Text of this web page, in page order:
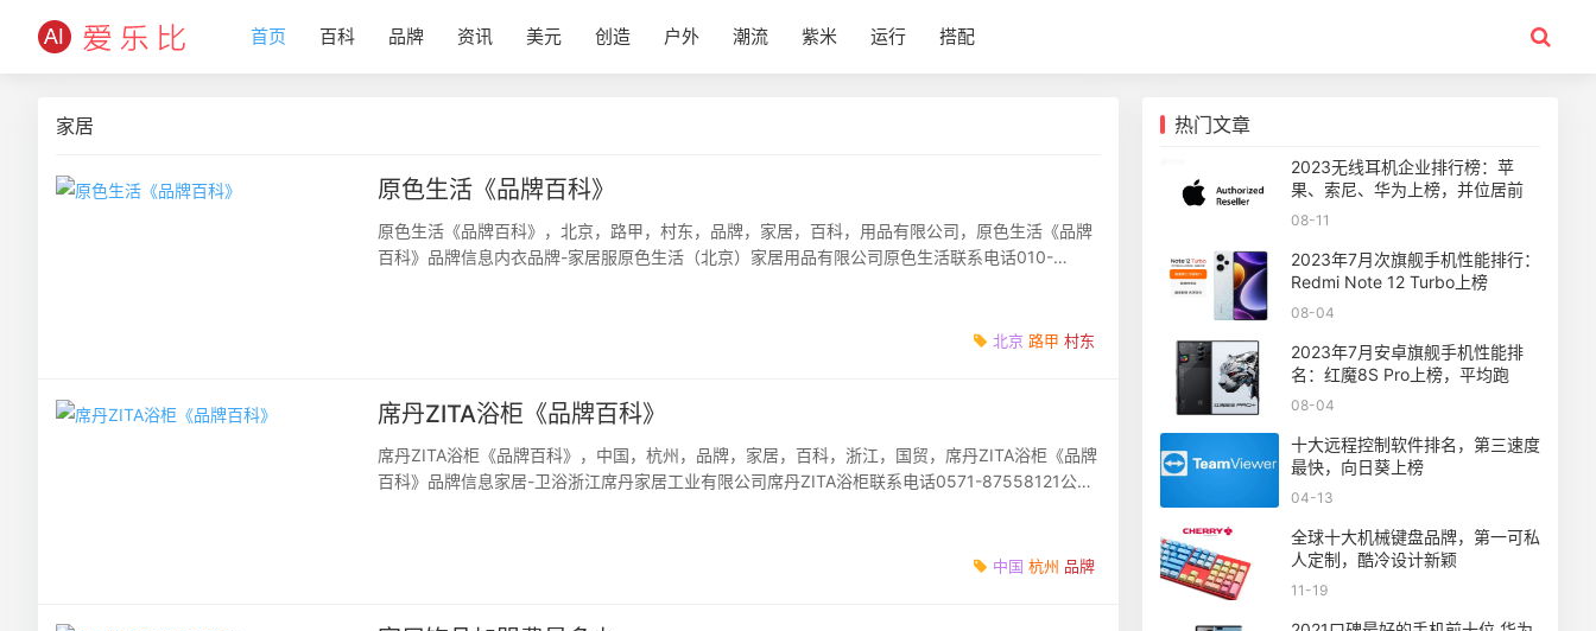
首页 百科 品牌 资讯 美元 创造 户外 潮流 紫米 运行 搭配
家居
原色生活《品牌百科》
原色生活《品牌百科》，北京，路甲，村东，品牌，家居，百科，用品有限公司，原色生活《品牌
百科》品牌信息内衣品牌-家居服原色生活（北京）家居用品有限公司原色生活联系电话010-
北京 路甲 村东
席丹ZITA浴柜《品牌百科》
席丹ZITA浴柜《品牌百科》，中国，杭州，品牌，家居，百科，浙江，国贸，席丹ZITA浴柜《品牌
百科》品牌信息家居-卫浴浙江席丹家居工业有限公司席丹ZITA浴柜联系电话0571-87558121公司
中国 杭州 品牌
热门文章
2023无线耳机企业排行榜：苹
果、索尼、华为上榜，并位居前
08-11
2023年7月次旗舰手机性能排行：
Redmi Note 12 Turbo上榜
08-04
2023年7月安卓旗舰手机性能排
名：红魔8S Pro上榜，平均跑
08-04
十大远程控制软件排名，第三速度
最快，向日葵上榜
04-13
全球十大机械键盘品牌，第一可私
人定制，酷冷设计新颖
11-19